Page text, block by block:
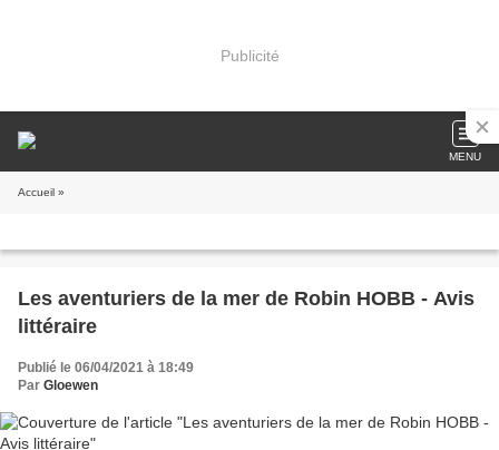
Publicité
MENU
Accueil »
Les aventuriers de la mer de Robin HOBB - Avis
littéraire
Publié le 06/04/2021 à 18:49
Par Gloewen